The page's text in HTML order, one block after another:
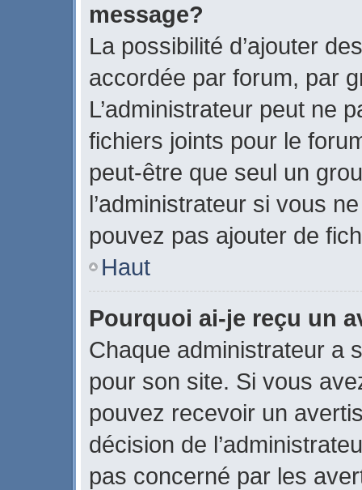
message?
La possibilité d’ajouter
accordée par forum, par
L’administrateur peut ne
fichiers joints pour le
peut-être que seul un
l’administrateur si vous
pouvez pas ajouter de
Haut
Pourquoi ai-je reçu un
Chaque administrateur a
pour son site. Si vous
pouvez recevoir un
décision de
pas concerné par les